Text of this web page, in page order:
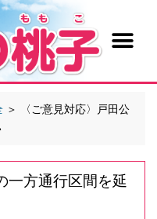
＞
〈ご意見対応〉戸田公
一方通行区間を延